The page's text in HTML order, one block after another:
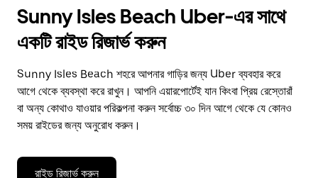
Sunny Isles Beach Uber-এর সাথে
একটি রাইড রিজার্ভ করুন
Sunny Isles Beach শহরে আপনার গাড়ির জন্য Uber ব্যবহার করে
আগে থেকে ব্যবস্থা করে রাখুন। আপনি এয়ারপোর্টেই যান কিংবা প্রিয় রেস্তোরাঁ
বা অন্য কোথাও যাওয়ার পরিকল্পনা করুন সর্বোচ্চ ৩০ দিন আগে থেকে যে কোনও
সময় রাইডের জন্য অনুরোধ করুন।
রাইড রিজার্ভ করুন